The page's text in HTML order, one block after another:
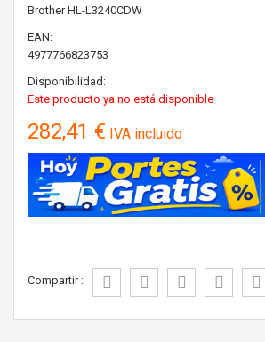
Brother HL-L3240CDW
EAN:
4977766823753
Disponibilidad:
Este producto ya no está disponible
282,41 € IVA incluido
Compartir :